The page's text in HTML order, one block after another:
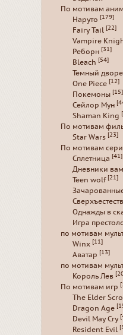
По мотивам
Наруто [179]
Fairy Tail [22]
Vampire
Реборн [31]
Bleach [54]
Темный
One Piece [12]
Покемоны [15]
Сейлор Мун
Shaman King
По мотивам
Star Wars [23]
По мотивам
Сплетница [41]
Дневники
Teen wolf [21]
Однажды в
Игра
по мотивам
Winx [11]
Аватар [13]
по мотивам
Король Лев
По мотивам игр
The Elder
Dragon Age
Devil May Cry
Resident Evil